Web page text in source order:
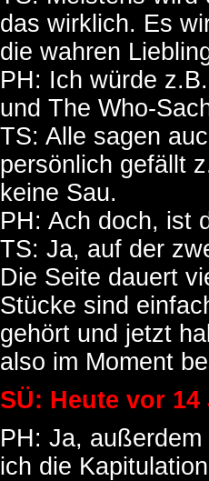
das wirklich. Es
die wahren
PH: Ich würde
und The Who-
TS: Alle sagen
persönlich gefällt
keine Sau.
PH: Ach doch, ist
TS: Ja, auf der
Die Seite dauert
Stücke sind
gehört und jetzt
also im Moment
SÜ: Heute vor
PH: Ja,
ich die